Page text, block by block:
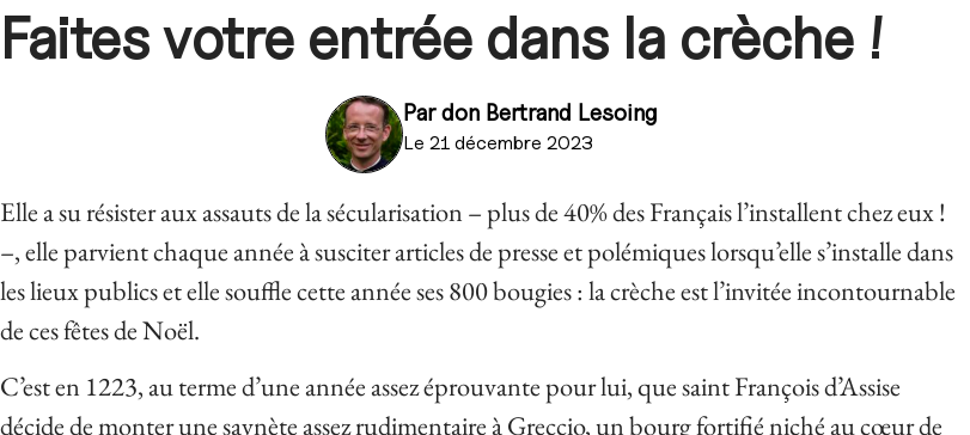
Faites votre entrée dans la crèche !
Pardon Bertrand Lesoing
Le 21 décembre 2023
Elle a su résister aux assauts de la sécularisation – plus de 40% des Français l’installent chez eux !
–, elle parvient chaque année à susciter articles de presse et polémiques lorsqu’elle s’installe dans
les lieux publics et elle souffle cette année ses 800 bougies : la crèche est l’invitée incontournable
de ces fêtes de Noël.
C’est en 1223, au terme d’une année assez éprouvante pour lui, que saint François d’Assise
décide de monter une saynète assez rudimentaire à Greccio, un bourg fortifié niché au cœur de